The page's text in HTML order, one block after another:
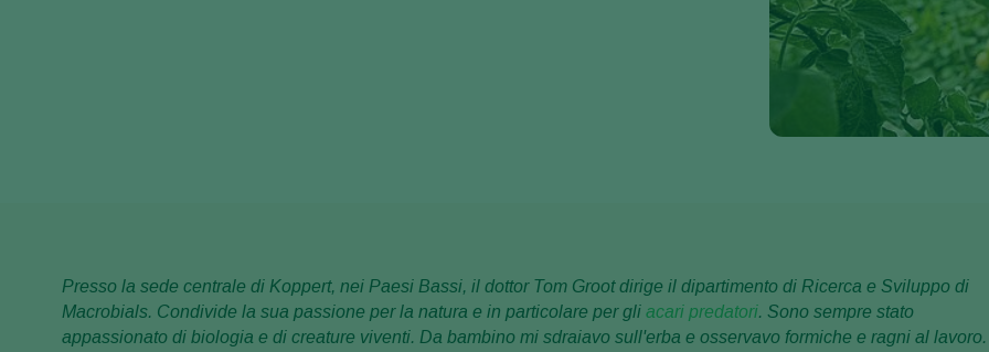
Presso la sede centrale di Koppert, nei Paesi Bassi, il dottor Tom Groot dirige il dipartimento di Ricerca e Sviluppo di
Macrobials. Condivide la sua passione per la natura e in particolare per gli acari predatori. Sono sempre stato
appassionato di biologia e di creature viventi. Da bambino mi sdraiavo sull'erba e osservavo formiche e ragni al lavoro.